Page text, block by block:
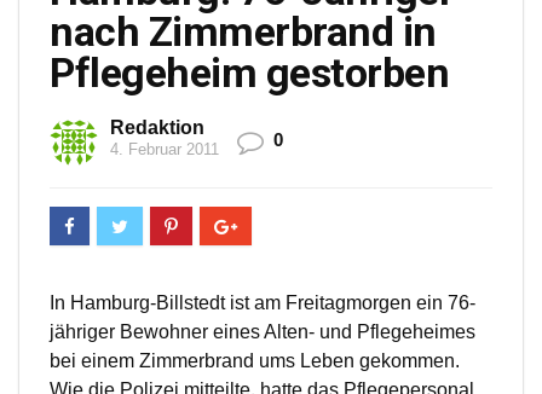
nach Zimmerbrand in
Pflegeheim gestorben
Redaktion
4. Februar 2011 0
In Hamburg-Billstedt ist am Freitagmorgen ein 76-
jähriger Bewohner eines Alten- und Pflegeheimes
bei einem Zimmerbrand ums Leben gekommen.